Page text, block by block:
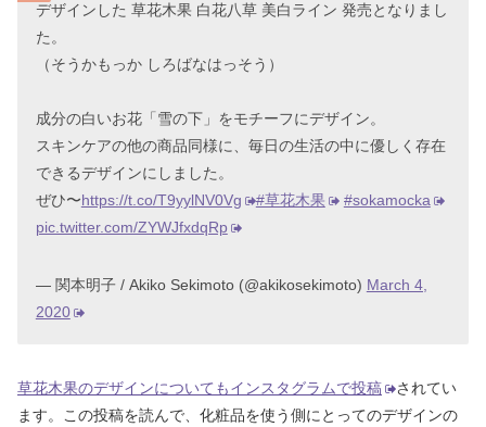
デザインした 草花木果 白花八草 美白ライン 発売となりまし
た。
（そうかもっか しろばなはっそう）
成分の白いお花「雪の下」をモチーフにデザイン。
スキンケアの他の商品同様に、毎日の生活の中に優しく存在
できるデザインにしました。
ぜひ〜https://t.co/T9yylNV0Vg #草花木果
#sokamocka
pic.twitter.com/ZYWJfxdqRp
— 関本明子 / Akiko Sekimoto (@akikosekimoto) March 4,
2020
草花木果のデザインについてもインスタグラムで投稿
されてい
ます。この投稿を読んで、化粧品を使う側にとってのデザインの